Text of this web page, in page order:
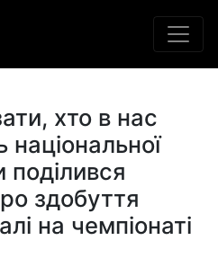
хто в нас
національної
поділився
здобуття
на чемпіонаті